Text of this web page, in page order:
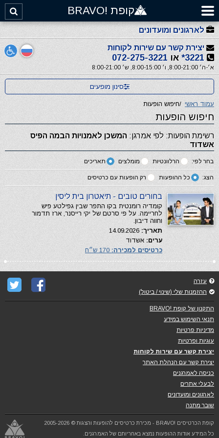
קופת !BRAVO
לארגונים ומועדונים
יצירת קשר עם שירות לקוחות
3221* או 072-275-3221
א׳-ה׳ 8:00-21:00, ו׳ 8:00-15:00, ש׳ 8:00-21:00
סינון מופעים
עמוד ראשי /חיפוש הופעות
חיפוש הופעות
רשימת הופעות: לפי אמרגן: המשכן לאמנויות הבמה הפיס
אשדוד
בחר לפי: הרלוונטיות מומלצים תאריכים
הצג: כל ההופעות רק הופעות עם כרטיסים
בחורים טובים - תיאטרון בית ליסין
קומדיה רומנטית בקו התפר שבין גפילטע פיש
לחריימה. על פי סרטם של יקי רייסנר, ארז תדמור
וחווה דיבון.
תאריך:
ערים: אשדוד
כרטיסים למכירה:
עזרה
ההזמנות שלי (שינוי / ביטול)
התקנון של קופת !BRAVO
תנאי השימוש במידע
מדיניות פרטיות
עוגיות ופרטיות
יצירת קשר עם שירות לקוחות
יצירת קשר עם הנהלת האתר
כניסה לאמרגנים
לבעלי אתרים
לארגונים ומועדונים
שובר מתנה
קופת הכרטיסים !BRAVO - מכירת כרטיסים להופעות והצגות © 2005-2026
כל המידע אודות ההופעות נמצא באחריותם של האמרגנים.